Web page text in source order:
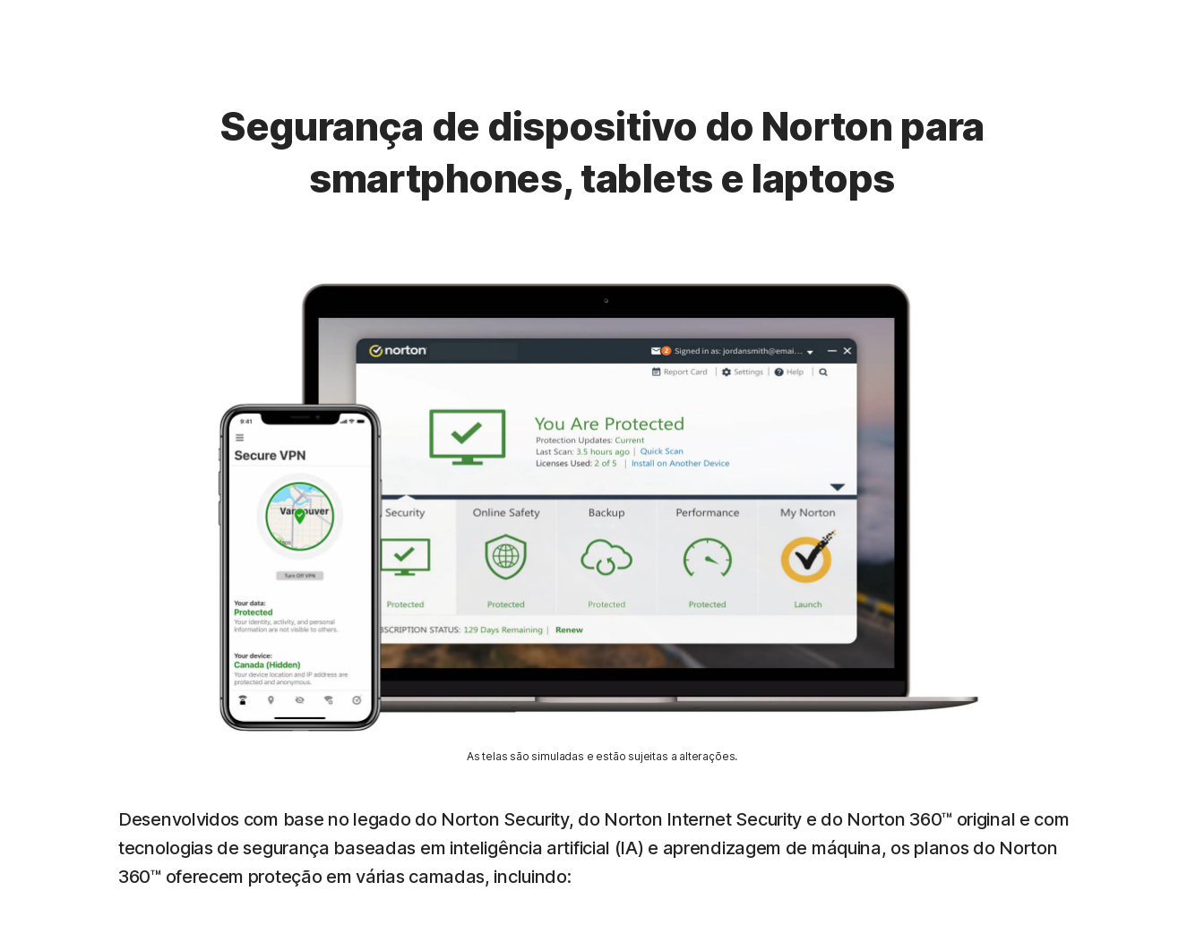
Segurança de dispositivo do Norton para
smartphones, tablets e laptops
As telas são simuladas e estão sujeitas a alterações.
Desenvolvidos com base no legado do Norton Security, do Norton Internet Security e do Norton 360™ original e com
tecnologias de segurança baseadas em inteligência artificial (IA) e aprendizagem de máquina, os planos do Norton
360™ oferecem proteção em várias camadas, incluindo: